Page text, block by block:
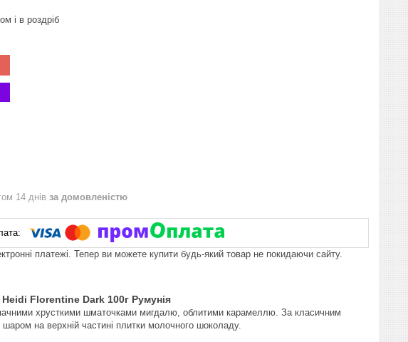
і в роздріб
14 днів за домовленістю
платежі. Тепер ви можете купити будь-який товар не покидаючи сайту.
Florentine Dark 100г Румунія
хрусткими шматочками мигдалю, облитими карамеллю. За класичним
на верхній частині плитки молочного шоколаду.